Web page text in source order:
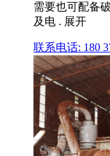
需要也可配备
及电 . 展开
联系电话: 180